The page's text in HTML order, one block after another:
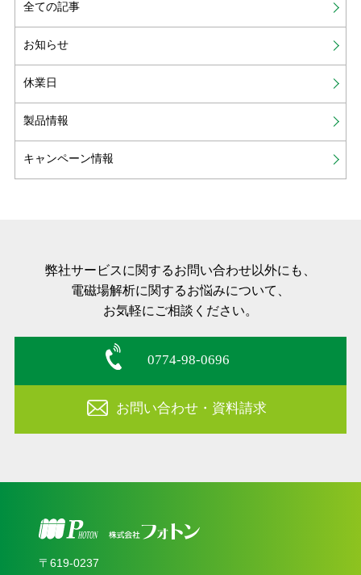
全ての記事
お知らせ
休業日
製品情報
キャンペーン情報
弊社サービスに関するお問い合わせ以外にも、
電磁場解析に関するお悩みについて、
お気軽にご相談ください。
0774-98-0696
お問い合わせ・資料請求
〒619‐0237